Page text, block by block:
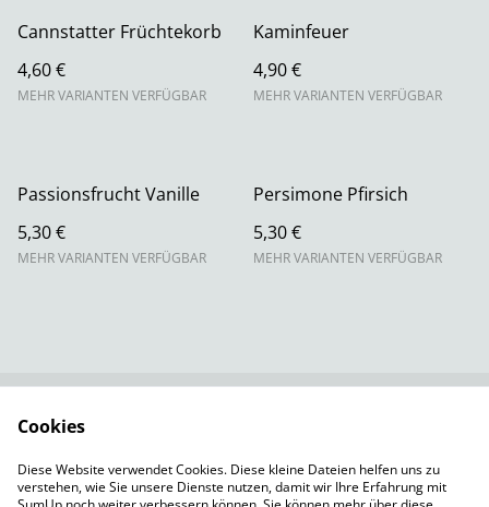
Cannstatter Früchtekorb
4,60 €
MEHR VARIANTEN VERFÜGBAR
Kaminfeuer
4,90 €
MEHR VARIANTEN VERFÜGBAR
Passionsfrucht Vanille
5,30 €
MEHR VARIANTEN VERFÜGBAR
Persimone Pfirsich
5,30 €
MEHR VARIANTEN VERFÜGBAR
Cookie-Richtlinie
Versandbedingungen
Impressum
Cookies
Diese Website verwendet Cookies. Diese kleine Dateien helfen uns zu
verstehen, wie Sie unsere Dienste nutzen, damit wir Ihre Erfahrung mit